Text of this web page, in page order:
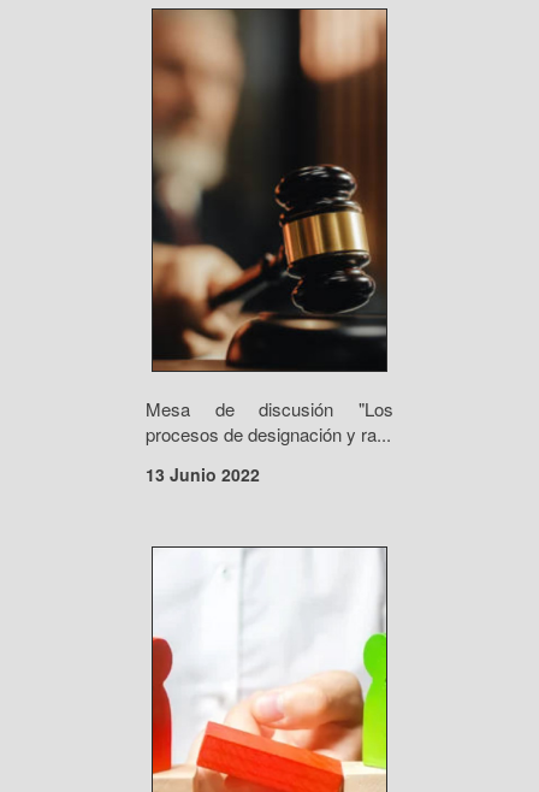
Mesa de discusión "Los
procesos de designación y ra...
13 Junio 2022